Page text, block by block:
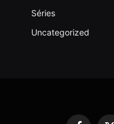
Séries
Uncategorized